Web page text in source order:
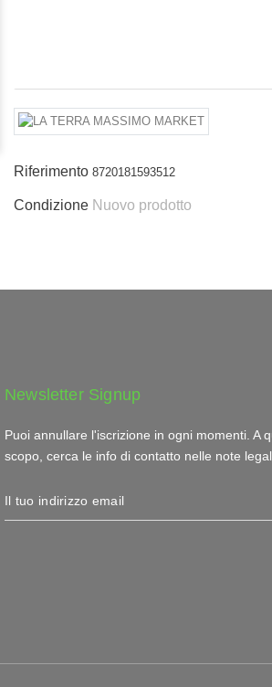
Riferimento 8720181593512
Condizione Nuovo prodotto
Newsletter Signup
Puoi annullare l'iscrizione in ogni momenti. A
scopo, cerca le info di contatto nelle note